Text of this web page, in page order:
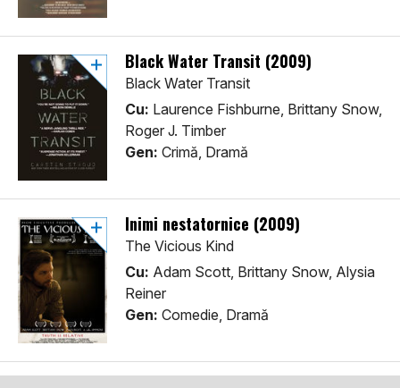
Black Water Transit (2009)
Black Water Transit
Cu: Laurence Fishburne, Brittany Snow,
Roger J. Timber
Gen: Crimă, Dramă
Inimi nestatornice (2009)
The Vicious Kind
Cu: Adam Scott, Brittany Snow, Alysia
Reiner
Gen: Comedie, Dramă